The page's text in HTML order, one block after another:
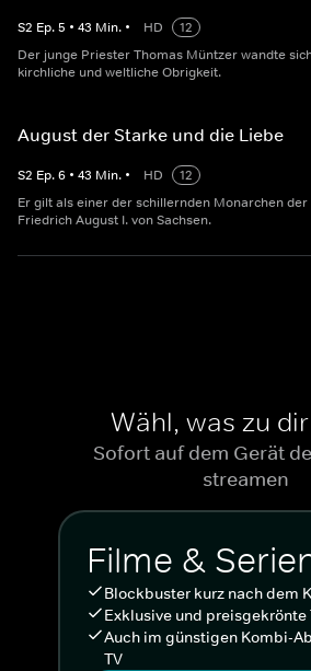
S2 Ep.5 • 43 Min. • HD
12
Der junge Priester Thomas Müntzer wandte
kirchliche und weltliche Obrigkeit.
August der Starke und die Liebe
S2 Ep.6 • 43 Min. • HD
12
Er gilt als einer der schillernden Monarchen
Friedrich August I. von Sachsen.
Wähl, was zu
Sofort auf dem Gerät
streamen
Filme &
Blockbuster kurz nach dem
Exklusive und preisgekrönte
Auch im günstigen Kombi-
TV